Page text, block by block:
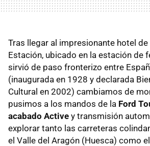
Tras llegar al impresionante hotel de
Estación, ubicado en la estación de
sirvió de paso fronterizo entre
(inaugurada en 1928 y declarada
Cultural en 2002) cambiamos de
pusimos a los mandos de la Ford
acabado Active y transmisión
explorar tanto las carreteras
el Valle del Aragón (Huesca) como